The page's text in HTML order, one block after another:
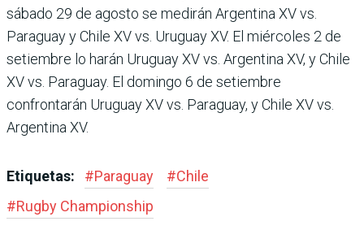
sábado 29 de agosto se medirán Argen­tina XV vs.
Paraguay y Chile XV vs. Uruguay XV. El miér­coles 2 de
setiembre lo harán Uruguay XV vs. Argentina XV, y Chile
XV vs. Paraguay. El domingo 6 de setiembre
confrontarán Uruguay XV vs. Paraguay, y Chile XV vs.
Argentina XV.
Etiquetas: #Paraguay #Chile
#Rugby Champions­hip